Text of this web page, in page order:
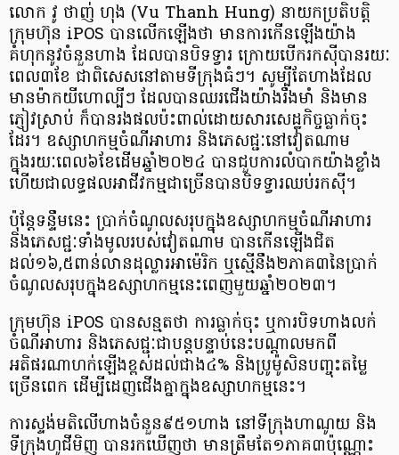
លោក វូ ថាញ់ ហុង (Vu Thanh Hung) នាយកប្រតិបត្តិ
ក្រុមហ៊ុន iPOS បានលើកឡើងថា មានការកើនឡើងយ៉ាង
គំហុកនូវចំនួនហាង ដែលបានបិទទ្វារ ក្រោយបើករកស៊ីបានរយៈ
ពេល៣ខែ ជាពិសេសនៅតាមទីក្រុងធំៗ។ សូម្បីតែហាងដែល
មានម៉ាកយីហោល្បីៗ ដែលបានឈរជើងយ៉ាងរឹងមាំ និងមាន
ភ្ញៀវស្រាប់ ក៏បានរងផលប៉ះពាល់ដោយសារសេដ្ឋកិច្ចធ្លាក់ចុះ
ដែរ។ ឧស្សាហកម្មចំណីអាហារ និងភេសជ្ជៈនៅវៀតណាម
ក្នុងរយៈពេល៦ខែដើមឆ្នាំ២០២៤ បានជួបការលំបាកយ៉ាងខ្លាំង
ហើយជាលទ្ធផលអាជីវកម្មជាច្រើនបានបិទទ្វារឈប់រកស៊ី។
ប៉ុន្តែទន្ទឹមនេះ ប្រាក់ចំណូលសរុបក្នុងឧស្សាហកម្មចំណីអាហារ
និងភេសជ្ជៈទាំងមូលរបស់វៀតណាម បានកើនឡើងជិត
ដល់១៦,៥ពាន់លានដុល្លារអាម៉េរិក ឬស្មើនឹង២ភាគ៣នៃប្រាក់
ចំណូលសរុបក្នុងឧស្សាហកម្មនេះពេញមួយឆ្នាំ២០២៣។
ក្រុមហ៊ុន iPOS បានសន្មតថា ការធ្លាក់ចុះ ឬការបិទហាងលក់
ចំណីអាហារ និងភេសជ្ជៈជាបន្តបន្ទាប់នេះបណ្ដាលមកពី
អតិផរណាហក់ឡើងខ្ពស់ដល់ជាង៤% និងប្រូម៉ូសិនបញ្ចុះតម្លៃ
ច្រើនពេក ដើម្បីដេញជើងគ្នាក្នុងឧស្សាហកម្មនេះ។
ការស្ទង់មតិលើហាងចំនួន៩៥១ហាង នៅទីក្រុងហាណូយ និង
ទីក្រុងហូជីមិញ បានរកឃើញថា មានត្រឹមតែ១ភាគ៣ប៉ុណ្ណោះ